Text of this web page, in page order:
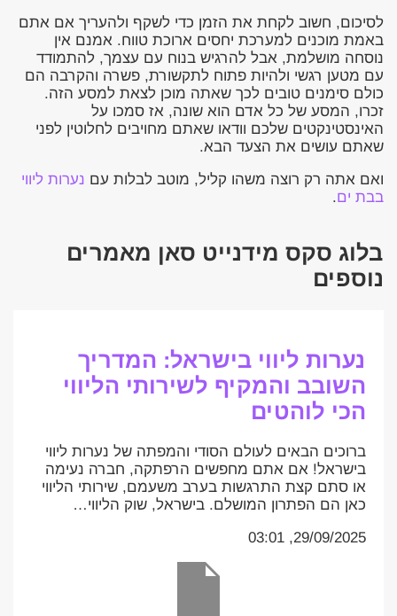
לסיכום, חשוב לקחת את הזמן כדי לשקף ולהעריך אם אתם
באמת מוכנים למערכת יחסים ארוכת טווח. אמנם אין
נוסחה מושלמת, אבל להרגיש בנוח עם עצמך, להתמודד
עם מטען רגשי ולהיות פתוח לתקשורת, פשרה והקרבה הם
כולם סימנים טובים לכך שאתה מוכן לצאת למסע הזה.
זכרו, המסע של כל אדם הוא שונה, אז סמכו על
האינסטינקטים שלכם וודאו שאתם מחויבים לחלוטין לפני
שאתם עושים את הצעד הבא.
ואם אתה רק רוצה משהו קליל, מוטב לבלות עם נערות ליווי
בבת ים.
בלוג סקס מידנייט סאן מאמרים
נוספים
נערות ליווי בישראל: המדריך
השובב והמקיף לשירותי הליווי
הכי לוהטים
ברוכים הבאים לעולם הסודי והמפתה של נערות ליווי
בישראל! אם אתם מחפשים הרפתקה, חברה נעימה
או סתם קצת התרגשות בערב משעמם, שירותי הליווי
כאן הם הפתרון המושלם. בישראל, שוק הליווי…
29/09/2025, 03:01